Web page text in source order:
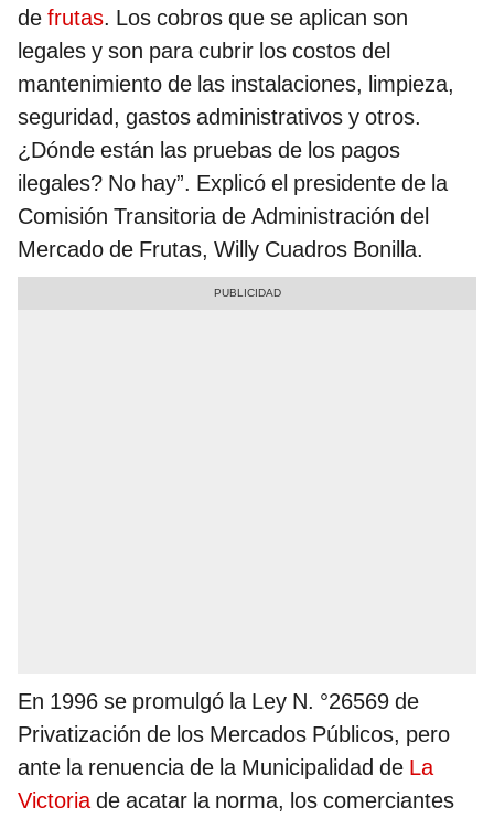
de frutas. Los cobros que se aplican son
legales y son para cubrir los costos del
mantenimiento de las instalaciones, limpieza,
seguridad, gastos administrativos y otros.
¿Dónde están las pruebas de los pagos
ilegales? No hay”. Explicó el presidente de la
Comisión Transitoria de Administración del
Mercado de Frutas, Willy Cuadros Bonilla.
En 1996 se promulgó la Ley N. °26569 de
Privatización de los Mercados Públicos, pero
ante la renuencia de la Municipalidad de La
Victoriade acatar la norma, los comerciantes